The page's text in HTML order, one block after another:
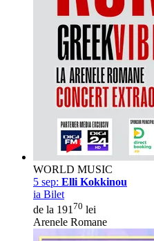
WORLD MUSIC
5 sep: Elli Kokkinou
ia Bilet
de la 191 70 lei
Arenele Romane